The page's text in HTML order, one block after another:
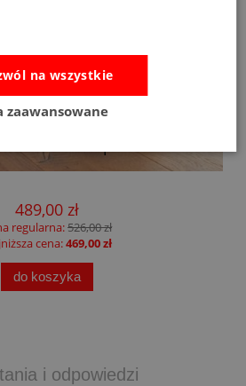
489,00 zł
regularna:526,00 zł
cena:469,00 zł
do koszyka
i odpowiedzi
na wszystkie
zaawansowane